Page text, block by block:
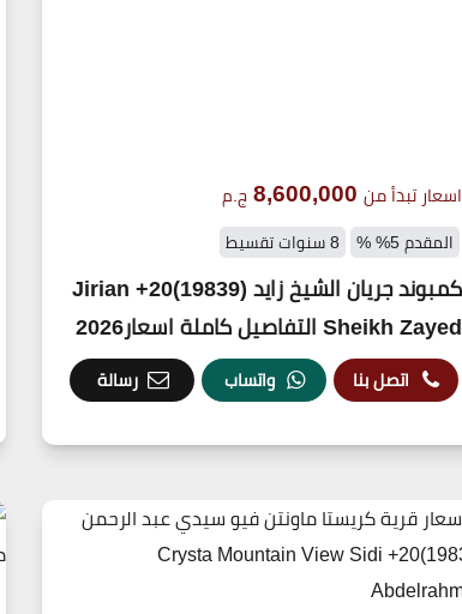
اسعار تبدأ من 8,600,000 ج.م
المقدم 5% % 8 سنوات تقسيط
كمبوند جريان الشيخ زايد (19839)20+ Jirian
Sheikh Zayed التفاصيل كاملة اسعار2026
اتصل بنا واتساب رسالة